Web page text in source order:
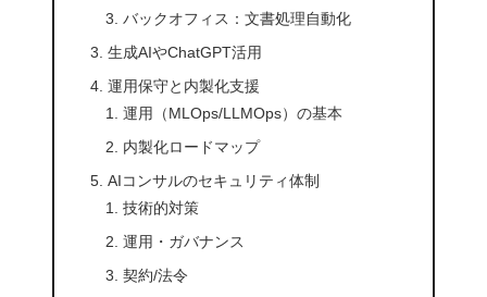
バックオフィス：文書処理自動化
生成AIやChatGPT活用
運用保守と内製化支援
運用（MLOps/LLMOps）の基本
内製化ロードマップ
AIコンサルのセキュリティ体制
技術的対策
運用・ガバナンス
契約/法令